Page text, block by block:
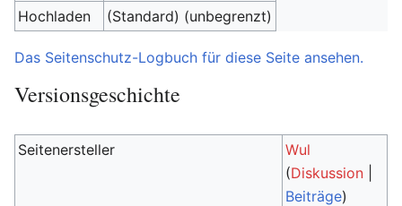
Hochladen
(Standard) (unbegrenzt)
Das Seitenschutz-Logbuch für diese Seite ansehen.
Versionsgeschichte
Seitenersteller
Wul
(Diskussion
Beiträge)